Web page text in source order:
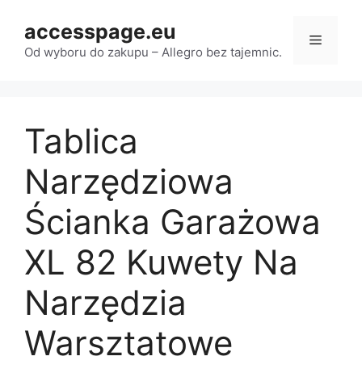
treści
accesspage.eu
Od wyboru do zakupu – Allegro bez tajemnic.
Menu
Tablica
Narzędziowa
Ścianka Garażowa
XL 82 Kuwety Na
Narzędzia
Warsztatowe